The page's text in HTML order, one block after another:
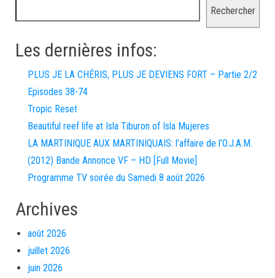
Rechercher
Les dernières infos:
PLUS JE LA CHÉRIS, PLUS JE DEVIENS FORT – Partie 2/2
Episodes 38-74
Tropic Reset
Beautiful reef life at Isla Tiburon of Isla Mujeres
LA MARTINIQUE AUX MARTINIQUAIS: l’affaire de l’O.J.A.M.
(2012) Bande Annonce VF – HD [Full Movie]
Programme TV soirée du Samedi 8 août 2026
Archives
août 2026
juillet 2026
juin 2026